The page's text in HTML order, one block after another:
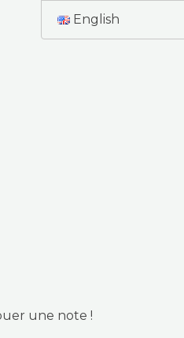
English
une note !